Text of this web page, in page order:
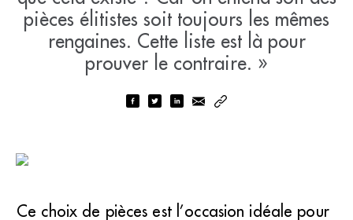
pièces élitistes soit toujours les mêmes
rengaines. Cette liste est là pour
prouver le contraire. »
Ce choix de pièces est l’occasion idéale pour